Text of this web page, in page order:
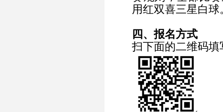
用红双喜三星白球
四、报名方式
扫下面的二维码